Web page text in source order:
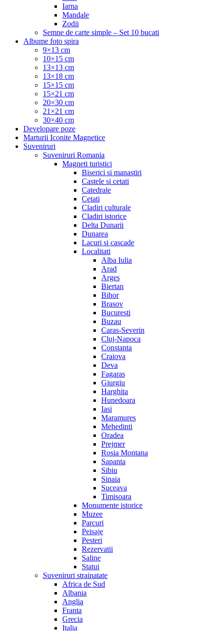
Iarna
Mandale
Zodii
Semne de carte simple – Set 10 bucati
Albume foto spira
9×13 cm
10×15 cm
13×13 cm
13×18 cm
15×15 cm
15×21 cm
20×30 cm
21×21 cm
30×40 cm
Developare poze
Marturii Iconite Magnetice
Suveniruri
Suveniruri Romania
Magneti turistici
Biserici si manastiri
Castele si cetati
Catedrale
Cetati
Cladiri culturale
Cladiri istorice
Delta Dunarii
Dunarea
Lacuri si cascade
Localitati
Alba Iulia
Arad
Arges
Biertan
Bihor
Brasov
Bucuresti
Buzau
Caras-Severin
Cluj-Napoca
Constanta
Craiova
Deva
Fagaras
Giurgiu
Harghita
Hunedoara
Iasi
Maramures
Mehedinti
Oradea
Prejmer
Rosia Montana
Sapanta
Sibiu
Sinaia
Suceava
Timisoara
Monumente istorice
Muzee
Parcuri
Peisaje
Pesteri
Rezervatii
Saline
Statui
Suveniruri strainatate
Africa de Sud
Albania
Anglia
Franta
Grecia
Italia